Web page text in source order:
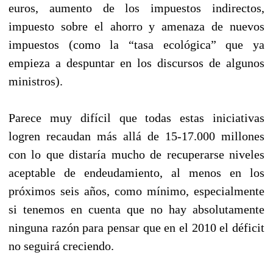
euros, aumento de los impuestos indirectos,
impuesto sobre el ahorro y amenaza de nuevos
impuestos (como la “tasa ecológica” que ya
empieza a despuntar en los discursos de algunos
ministros).
Parece muy difícil que todas estas iniciativas
logren recaudan más allá de 15-17.000 millones
con lo que distaría mucho de recuperarse niveles
aceptable de endeudamiento, al menos en los
próximos seis años, como mínimo, especialmente
si tenemos en cuenta que no hay absolutamente
ninguna razón para pensar que en el 2010 el déficit
no seguirá creciendo.